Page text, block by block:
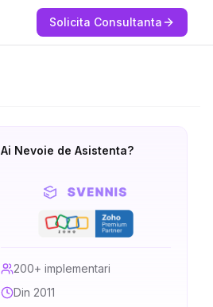
Solicita Consultanta
Ai Nevoie de Asistenta?
200+ implementari
Din 2011